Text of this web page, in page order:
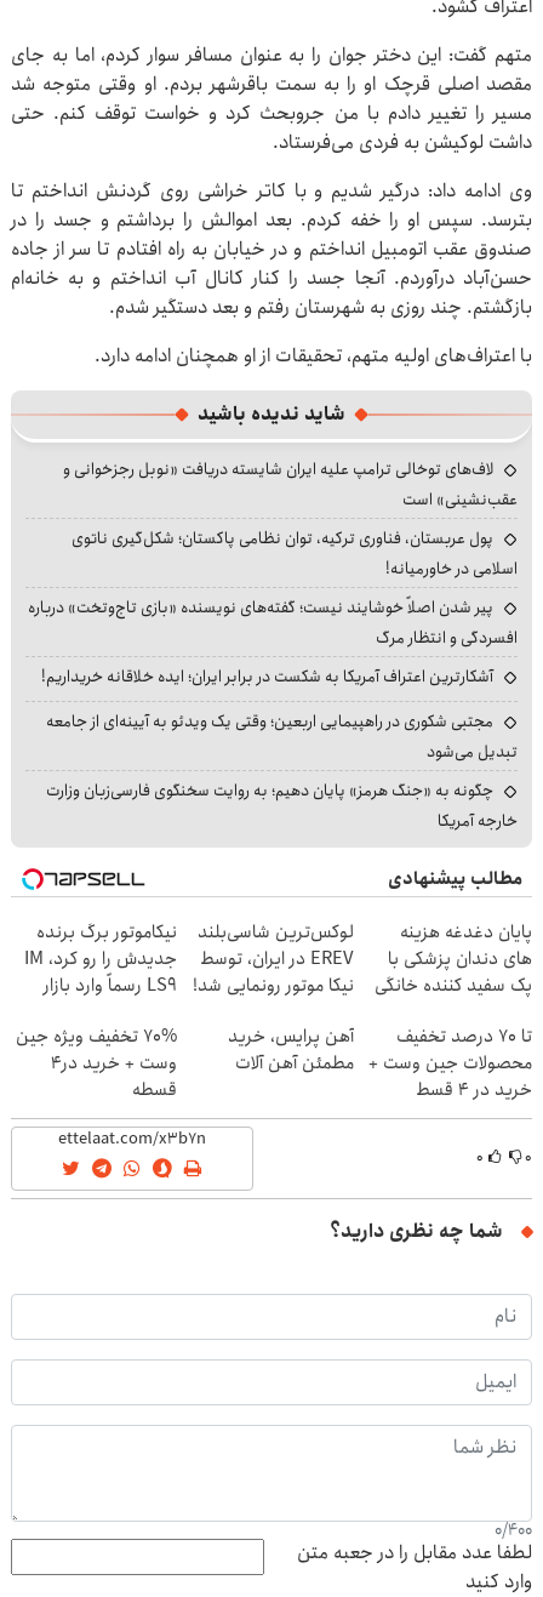
اعتراف گشود.
متهم گفت: این دختر جوان را به عنوان مسافر سوار کردم، اما به جای
مقصد اصلی قرچک او را به سمت باقرشهر بردم. او وقتی متوجه شد
مسیر را تغییر دادم با من جروبحث کرد و خواست توقف کنم. حتی
داشت لوکیشن به فردی می‌فرستاد.
وی ادامه داد: درگیر شدیم و با کاتر خراشی روی گردنش انداختم تا
بترسد. سپس او را خفه کردم. بعد اموالش را برداشتم و جسد را در
صندوق عقب اتومبیل انداختم و در خیابان به راه افتادم تا سر از جاده
حسن‌آباد درآوردم. آنجا جسد را کنار کانال آب انداختم و به خانه‌ام
بازگشتم. چند روزی به شهرستان رفتم و بعد دستگیر شدم.
با اعتراف‌های اولیه متهم، تحقیقات از او همچنان ادامه دارد.
شاید ندیده باشید
لاف‌های توخالی ترامپ علیه ایران شایسته دریافت «نوبل رجزخوانی و
عقب‌نشینی» است
پول عربستان، فناوری ترکیه، توان نظامی پاکستان؛ شکل‌گیری ناتوی
اسلامی در خاورمیانه!
پیر شدن اصلاً خوشایند نیست؛ گفته‌های نویسنده «بازی تاج‌وتخت» درباره
افسردگی و انتظار مرگ
آشکارترین اعتراف آمریکا به شکست در برابر ایران؛ ایده خلاقانه خریداریم!
مجتبی شکوری در راهپیمایی اربعین؛ وقتی یک ویدئو به آیینه‌ای از جامعه
تبدیل می‌شود
چگونه به «جنگ هرمز» پایان دهیم؛ به روایت سخنگوی فارسی‌زبان وزارت
خارجه آمریکا
مطالب پیشنهادی
پایان دغدغه هزینه
های دندان پزشکی با
پک سفید کننده خانگی
لوکس‌ترین شاسی‌بلند
EREV در ایران، توسط
نیکا موتور رونمایی شد!
نیکاموتور برگ برنده
جدیدش را رو کرد، IM
LS9 رسماً وارد بازار
تا 70 درصد تخفیف
محصولات جین وست +
خرید در 4 قسط
آهن پرایس، خرید
مطمئن آهن آلات
70% تخفیف ویژه جین
وست + خرید در4
قسطه
۰ ۰
شما چه نظری دارید؟
0/400
لطفا عدد مقابل را در جعبه متن
وارد کنید